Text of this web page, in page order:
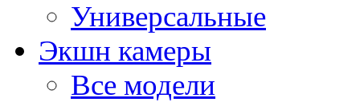
Универсальные
Экшн камеры
Все модели